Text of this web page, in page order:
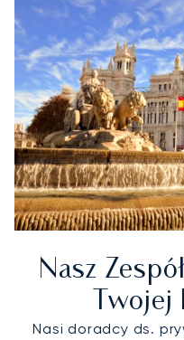
Nasz
Nasi doradcy ds.